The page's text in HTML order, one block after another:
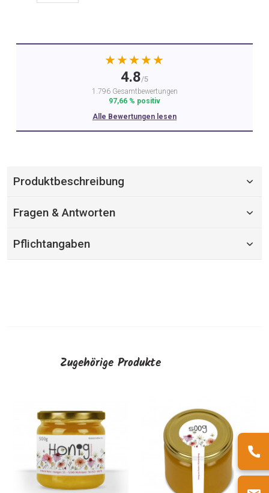
★★★★★
4.8/5
1.796 Gesamtbewertungen
97,66 % positiv
Alle Bewertungen lesen
Produktbeschreibung
Fragen & Antworten
Pflichtangaben
Zugehörige Produkte
Große
Gewährverschlussetikette
n "Poppy"
Kleine
n "Poppy"